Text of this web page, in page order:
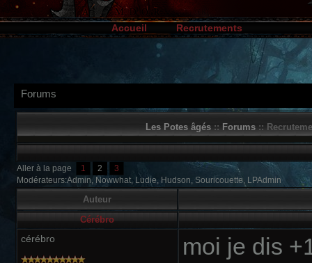
Accueil Recrutements
Forums
Les Potes âgés :: Forums ::
Aller à la page 1 2
3
Modérateurs:Admin, Nowwhat, Ludie, Hudson, Souricouette, LPAdmin
Auteur
Cérébro
cérébro moi je dis